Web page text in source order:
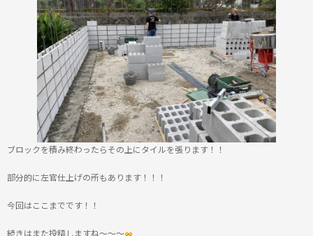
ブロックを積み終わったらその上にタイルを張ります！！
部分的に左官仕上げの所もあります！！！
今回はここまでです！！
続きはまた投稿しますね～～～